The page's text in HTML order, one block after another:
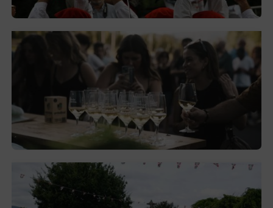
2026-08-05
El festival de Bizkaiko Txakolina ‘Mahasti
Artean’ llega a Durangaldea en
septiembre
2026-08-03